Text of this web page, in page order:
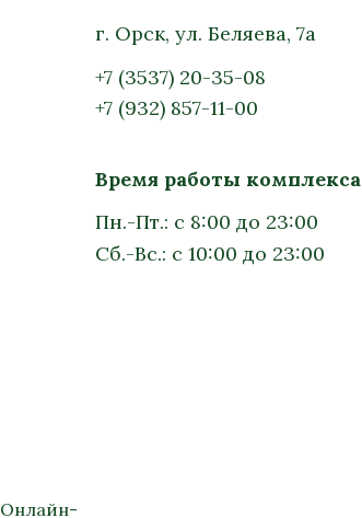
г. Орск, ул. Беляева, 7а
+7 (3537) 20-35-08
+7 (932) 857-11-00
Время работы комплекса
Пн.-Пт.: с 8:00 до 23:00
Сб.-Вс.: с 10:00 до 23:00
Онлайн-